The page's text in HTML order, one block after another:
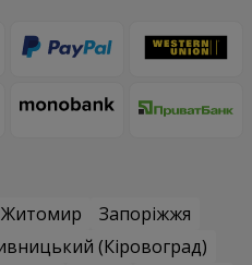
Житомир
Запоріжжя
(Кіровоград)